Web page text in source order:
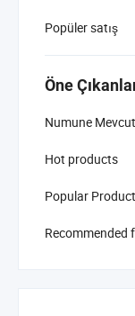
Popüler satış
Öne
Numune Mevcut
Hot products
Popular
Recommended